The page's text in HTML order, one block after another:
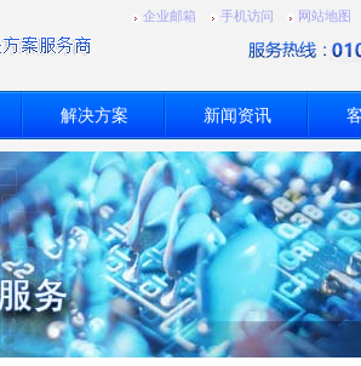
企业邮箱 手机访问 网站地图
解决方案 新闻资讯